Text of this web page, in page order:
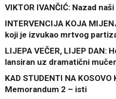
VIKTOR IVANČIĆ: Nazad naši
INTERVENCIJA KOJA
koji je izvukao mrtvog
LIJEPA VEČER, LIJEP
lansiran uz dramatični
KAD STUDENTI NA
Memorandum 2 – isti